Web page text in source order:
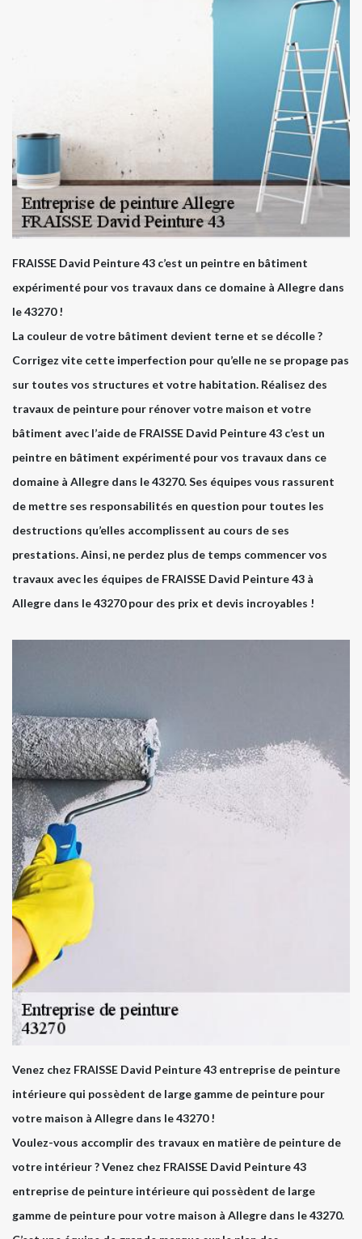
FRAISSE David Peinture 43 c’est un peintre en bâtiment
expérimenté pour vos travaux dans ce domaine à Allegre dans
le 43270 !
La couleur de votre bâtiment devient terne et se décolle ?
Corrigez vite cette imperfection pour qu’elle ne se propage pas
sur toutes vos structures et votre habitation. Réalisez des
travaux de peinture pour rénover votre maison et votre
bâtiment avec l’aide de FRAISSE David Peinture 43 c’est un
peintre en bâtiment expérimenté pour vos travaux dans ce
domaine à Allegre dans le 43270. Ses équipes vous rassurent
de mettre ses responsabilités en question pour toutes les
destructions qu’elles accomplissent au cours de ses
prestations. Ainsi, ne perdez plus de temps commencer vos
travaux avec les équipes de FRAISSE David Peinture 43 à
Allegre dans le 43270 pour des prix et devis incroyables !
Venez chez FRAISSE David Peinture 43 entreprise de peinture
intérieure qui possèdent de large gamme de peinture pour
votre maison à Allegre dans le 43270 !
Voulez-vous accomplir des travaux en matière de peinture de
votre intérieur ? Venez chez FRAISSE David Peinture 43
entreprise de peinture intérieure qui possèdent de large
gamme de peinture pour votre maison à Allegre dans le 43270.